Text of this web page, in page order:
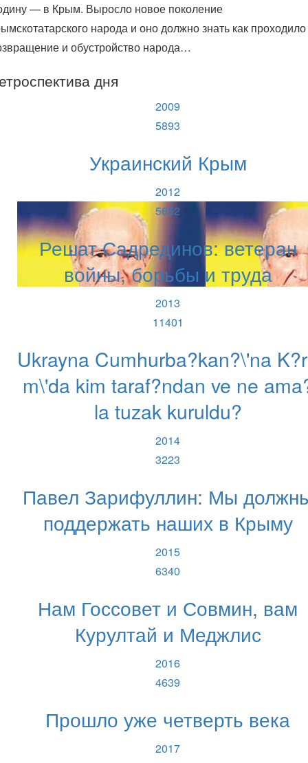
— в Крым. Выросло новое поколение
народа и оно должно знать как проходило
и обустройство народа…
дня
2009
5893
Украинский Крым
2012
5652
Решат Садрединов: ветеран
войны, борьбы и труда
2013
11401
Ukrayna Cumhurba?kan?\'na
m\'da kim taraf?ndan ve ne
la tuzak kuruldu?
2014
3223
Павел Зарифуллин: Мы
поддержать наших в Крыму
2015
6340
Нам Госсовет и Совмин, вам
Курултай и Меджлис
2016
4639
Прошло уже четверть века
2017